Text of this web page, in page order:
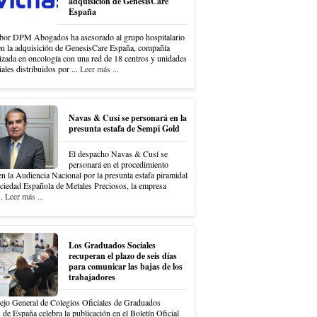
España
DPM Abogados ha asesorado al grupo hospitalario
la adquisición de GenesisCare España, compañía
en oncología con una red de 18 centros y unidades
distribuidos por ... Leer más ...
Navas & Cusí se personará en la
presunta estafa de Sempi Gold
El despacho Navas & Cusí se
personará en el procedimiento
la Audiencia Nacional por la presunta estafa piramidal
Española de Metales Preciosos, la empresa
Leer más ...
Los Graduados Sociales
recuperan el plazo de seis días
para comunicar las bajas de los
trabajadores
General de Colegios Oficiales de Graduados
de España celebra la publicación en el Boletín Oficial